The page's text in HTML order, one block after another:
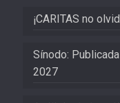
¡CARITAS no
Sínodo:
2027